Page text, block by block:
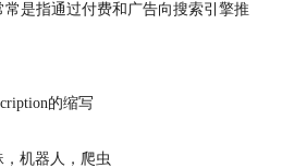
常是指通过付费和广告向搜索引擎推
的缩写
，机器人，爬虫